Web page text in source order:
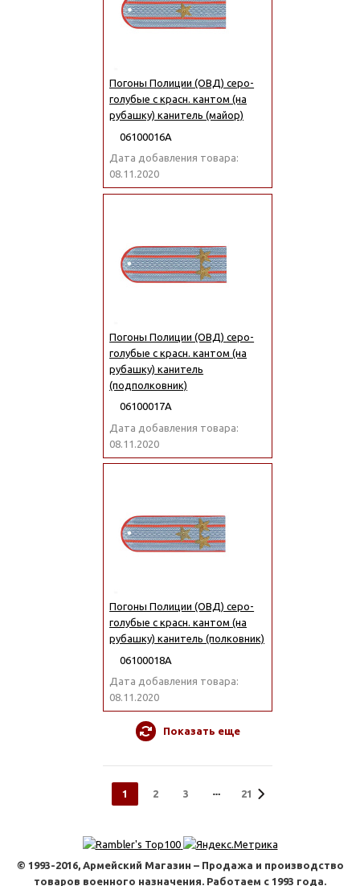
Погоны Полиции (ОВД) серо-
голубые с красн. кантом (на
рубашку) канитель (майор)
06100016А
Дата добавления товара:
08.11.2020
Погоны Полиции (ОВД) серо-
голубые с красн. кантом (на
рубашку) канитель
(подполковник)
06100017А
Дата добавления товара:
08.11.2020
Погоны Полиции (ОВД) серо-
голубые с красн. кантом (на
рубашку) канитель (полковник)
06100018А
Дата добавления товара:
08.11.2020
Показать еще
1 2 3 21
© 1993-2016, Армейский Магазин – Продажа и производство
товаров военного назначения. Работаем с 1993 года.